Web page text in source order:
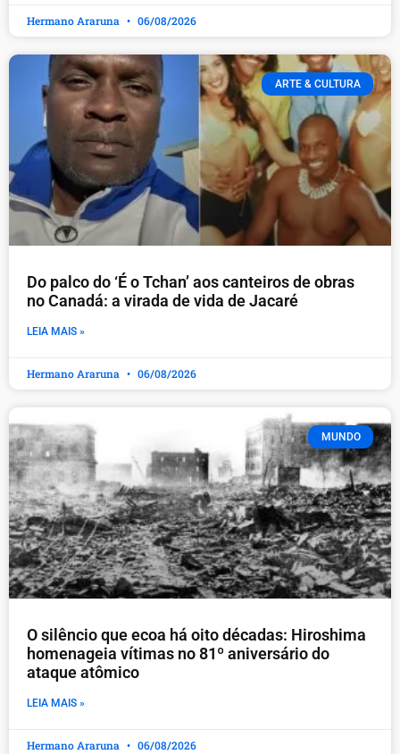
Hermano Araruna 06/08/2026
ARTE & CULTURA
Do palco do ‘É o Tchan’ aos canteiros de obras
no Canadá: a virada de vida de Jacaré
LEIA MAIS »
Hermano Araruna 06/08/2026
MUNDO
O silêncio que ecoa há oito décadas: Hiroshima
homenageia vítimas no 81º aniversário do
ataque atômico
LEIA MAIS »
Hermano Araruna 06/08/2026